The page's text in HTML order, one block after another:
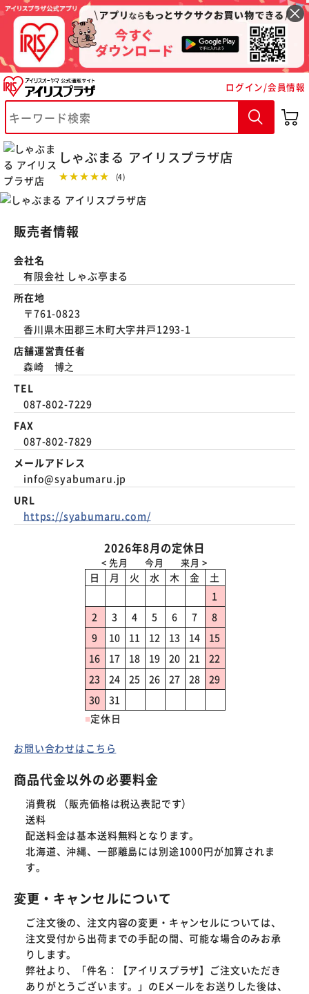
ログイン/会員情報
しゃぶまる アイリスプラザ店
★★★★★ (4)
販売者情報
会社名
有限会社 しゃぶ亭まる
所在地
〒761-0823
香川県木田郡三木町大字井戸1293-1
店舗運営責任者
森崎 博之
TEL
087-802-7229
FAX
087-802-7829
メールアドレス
info@syabumaru.jp
URL
https://syabumaru.com/
2026年8月の定休日
日 月 火 水 木 金
土
1
2
3 4 5 6 7
8
9
10 11 12 13 14
15
16
17 18 19 20 21
22
23
24 25 26 27 28
29
30
31
■定休日
お問い合わせはこちら
商品代金以外の必要料金
消費税 （販売価格は税込表記です）
送料
配送料金は基本送料無料となります。
北海道、沖縄、一部離島には別途1000円が加算されま
す。
変更・キャンセルについて
ご注文後の、注文内容の変更・キャンセルについては、
注文受付から出荷までの手配の間、可能な場合のみお承
りします。
弊社より、「件名：【アイリスプラザ】ご注文いただき
ありがとうございます。」のEメールをお送りした後は、
※ご確認ください